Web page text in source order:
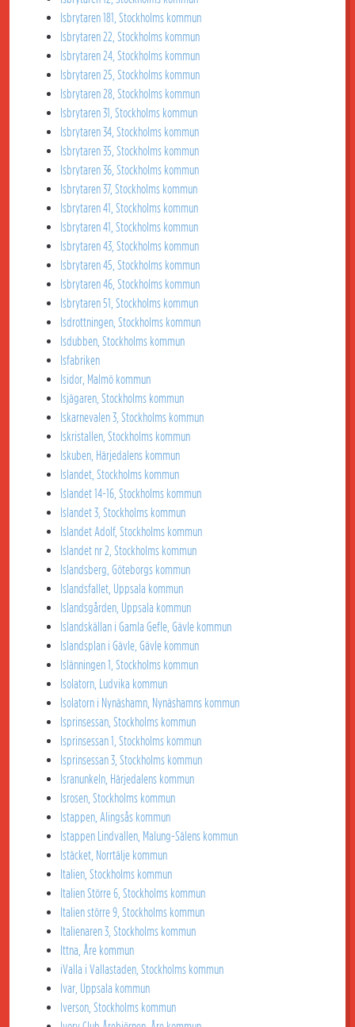
Isbrytaren 181, Stockholms kommun
Isbrytaren 22, Stockholms kommun
Isbrytaren 24, Stockholms kommun
Isbrytaren 25, Stockholms kommun
Isbrytaren 28, Stockholms kommun
Isbrytaren 31, Stockholms kommun
Isbrytaren 34, Stockholms kommun
Isbrytaren 35, Stockholms kommun
Isbrytaren 36, Stockholms kommun
Isbrytaren 37, Stockholms kommun
Isbrytaren 41, Stockholms kommun
Isbrytaren 41, Stockholms kommun
Isbrytaren 43, Stockholms kommun
Isbrytaren 45, Stockholms kommun
Isbrytaren 46, Stockholms kommun
Isbrytaren 51, Stockholms kommun
Isdrottningen, Stockholms kommun
Isdubben, Stockholms kommun
Isfabriken
Isidor, Malmö kommun
Isjägaren, Stockholms kommun
Iskarnevalen 3, Stockholms kommun
Iskristallen, Stockholms kommun
Iskuben, Härjedalens kommun
Islandet, Stockholms kommun
Islandet 14-16, Stockholms kommun
Islandet 3, Stockholms kommun
Islandet Adolf, Stockholms kommun
Islandet nr 2, Stockholms kommun
Islandsberg, Göteborgs kommun
Islandsfallet, Uppsala kommun
Islandsgården, Uppsala kommun
Islandskällan i Gamla Gefle, Gävle kommun
Islandsplan i Gävle, Gävle kommun
Islänningen 1, Stockholms kommun
Isolatorn, Ludvika kommun
Isolatorn i Nynäshamn, Nynäshamns kommun
Isprinsessan, Stockholms kommun
Isprinsessan 1, Stockholms kommun
Isprinsessan 3, Stockholms kommun
Isranunkeln, Härjedalens kommun
Isrosen, Stockholms kommun
Istappen, Alingsås kommun
Istappen Lindvallen, Malung-Sälens kommun
Istäcket, Norrtälje kommun
Italien, Stockholms kommun
Italien Större 6, Stockholms kommun
Italien större 9, Stockholms kommun
Italienaren 3, Stockholms kommun
Ittna, Åre kommun
iValla i Vallastaden, Stockholms kommun
Ivar, Uppsala kommun
Iverson, Stockholms kommun